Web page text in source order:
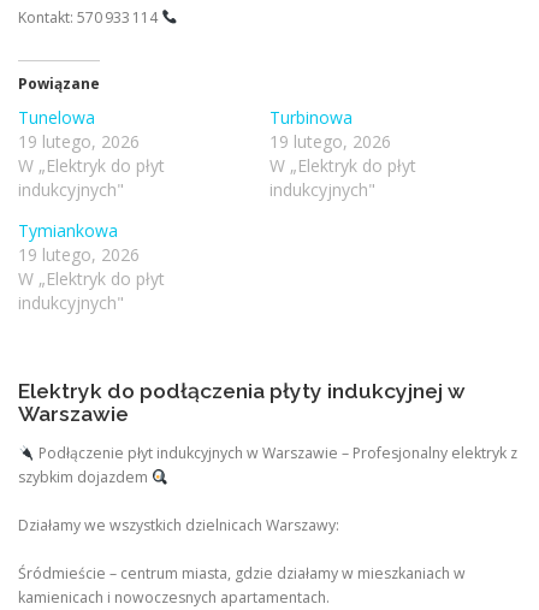
Kontakt: 570 933 114
Powiązane
Tunelowa
19 lutego, 2026
W „Elektryk do płyt
indukcyjnych"
Turbinowa
19 lutego, 2026
W „Elektryk do płyt
indukcyjnych"
Tymiankowa
19 lutego, 2026
W „Elektryk do płyt
indukcyjnych"
Elektryk do podłączenia płyty indukcyjnej w
Warszawie
Podłączenie płyt indukcyjnych w Warszawie – Profesjonalny elektryk z
szybkim dojazdem
Działamy we wszystkich dzielnicach Warszawy:
Śródmieście – centrum miasta, gdzie działamy w mieszkaniach w
kamienicach i nowoczesnych apartamentach.